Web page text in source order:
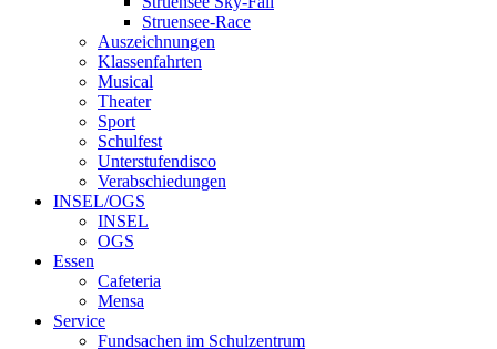
Struensee-Race
Auszeichnungen
Klassenfahrten
Musical
Theater
Sport
Schulfest
Unterstufendisco
Verabschiedungen
INSEL/OGS
INSEL
OGS
Essen
Cafeteria
Mensa
Service
Fundsachen im Schulzentrum